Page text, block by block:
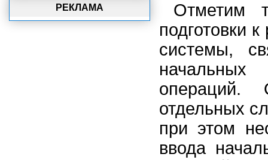
Отметим
подготовки
системы,
начальных
отдельных
при этом
ввода
РЕКЛАМА